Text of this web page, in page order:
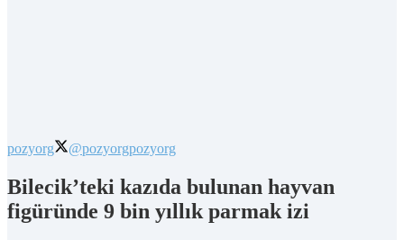
pozyorg @pozyorgpozyorg
Bilecik’teki kazıda bulunan hayvan
figüründe 9 bin yıllık parmak izi